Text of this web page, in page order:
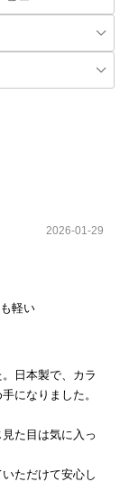
2026-01-29
軽い
日本製で、カラ
になりました。
た目は気に入っ
ただけて安心し